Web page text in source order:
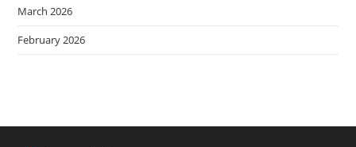
March 2026
February 2026